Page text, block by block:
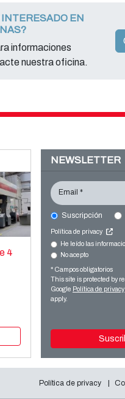
EN
informaciones
nuestra oficina.
4
NEWSLETTER
Email *
Suscripción
Política de privacy
He leído las
No acepto
* Campos obligatorios
This site is protected by
Google Política de privacy
apply.
Política de privacy